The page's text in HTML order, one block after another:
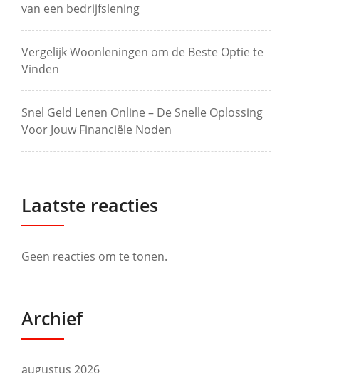
van een bedrijfslening
Vergelijk Woonleningen om de Beste Optie te
Vinden
Snel Geld Lenen Online – De Snelle Oplossing
Voor Jouw Financiële Noden
Laatste reacties
Geen reacties om te tonen.
Archief
augustus 2026